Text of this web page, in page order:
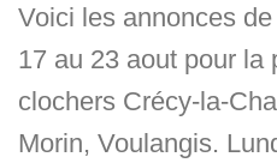
Voici les annonces
17 au 23 aout pour la
clochers Crécy-la-
Morin, Voulangis.